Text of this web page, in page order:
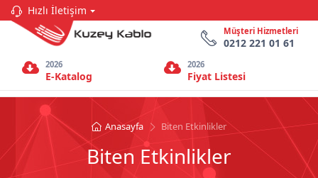
Hızlı İletişim
Müşteri Hizmetleri
0212 221 01 61
2026
E-Katalog
2026
Fiyat Listesi
Anasayfa Biten Etkinlikler
Biten Etkinlikler